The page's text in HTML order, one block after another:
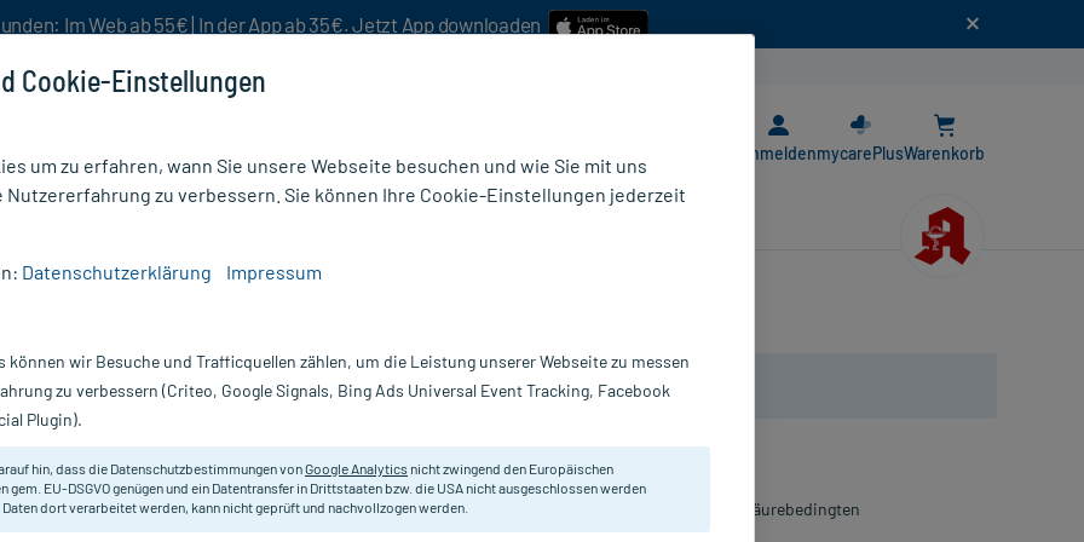
Im Web ab 55€ | In der App ab 35€. Jetzt App downloaden
AnmeldenmycarePlusWarenkorb
Nur für kurze Zeit:Gratis-Versand* ab 19€ Mindestbestellwert!
100 St Luvos
Hartkapseln mit Heilerde zum Einnehmen. Zur Anwendung bei säurebedingten
Magenbeschwerden. Ab 12 Jahren geeignet.
Cookie-Einstellungen
um zu erfahren, wann Sie unsere Webseite besuchen und wie Sie mit uns
Nutzererfahrung zu verbessern. Sie können Ihre Cookie-Einstellungen jederzeit
Datenschutzerklärung Impressum
können wir Besuche und Trafficquellen zählen, um die Leistung unserer Webseite zu messen
zu verbessern (Criteo, Google Signals, Bing Ads Universal Event Tracking, Facebook
Plugin).
hin, dass die Datenschutzbestimmungen vonGoogle Analytics nicht zwingend den Europäischen
gem. EU-DSGVO genügen und ein Datentransfer in Drittstaaten bzw. die USA nicht ausgeschlossen werden
Daten dort verarbeitet werden, kann nicht geprüft und nachvollzogen werden.